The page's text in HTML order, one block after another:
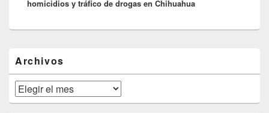
homicidios y tráfico de drogas en Chihuahua
área
de
widget
barra
lateral
Archivos
Archivos